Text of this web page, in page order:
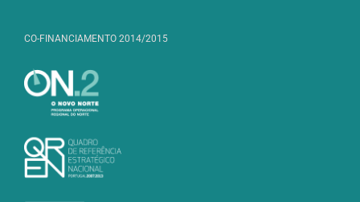
CO-FINANCIAMENTO 2014/2015